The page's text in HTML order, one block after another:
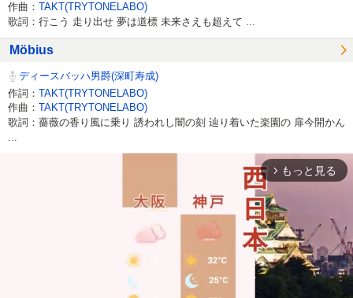
作曲： TAKT(TRYTONELABO)
歌詞：行こう 走り出せ 夢は道標 未来さえも超えて ...
Möbius
ディースバッハ男爵(深町寿成)
作詞： TAKT(TRYTONELABO)
作曲： TAKT(TRYTONELABO)
歌詞：薔薇の香り風に乗り 誘われし闇の刻 辿り着いた楽園の 扉今開かん
arrow_forward_ios もっと見る